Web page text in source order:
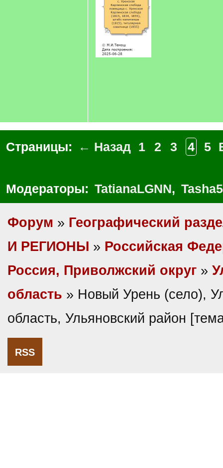
Страницы: ← Назад 1 2 3 4 5
Модераторы: TatianaLGNN,
Форум » Географический
И РЕГИОНЫ » Российская
Россия, Приволжский округ »
область » Новый Урень (село),
область, Ульяновский район
RSS